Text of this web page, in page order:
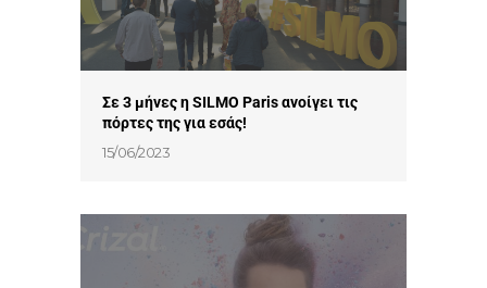
Σε 3 μήνες η SILMO Paris ανοίγει τις
πόρτες της για εσάς!
15/06/2023